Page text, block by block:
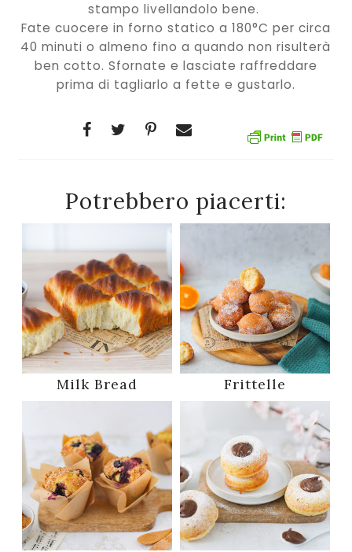
stampo livellandolo bene.
Fate cuocere in forno statico a 180°C per circa
40 minuti o almeno fino a quando non risulterà
ben cotto. Sfornate e lasciate raffreddare
prima di tagliarlo a fette e gustarlo.
Potrebbero piacerti:
Milk Bread Frittelle